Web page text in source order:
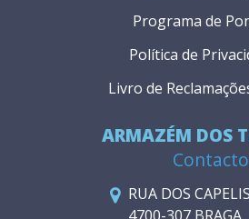
ARMAZÉM DOS
RUA DOS
Programa de
Política de
Livro de